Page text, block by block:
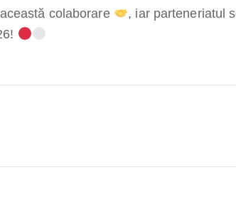
colaborare
, iar parteneriatul